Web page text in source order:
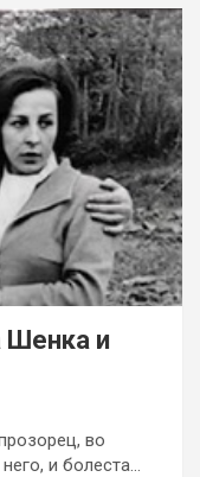
Шенка и
во
и болеста…